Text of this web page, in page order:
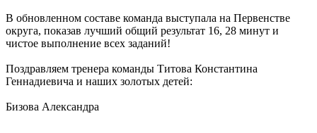
В обновленном составе команда выступала на Первенстве
округа, показав лучший общий результат 16, 28 минут и
чистое выполнение всех заданий!
Поздравляем тренера команды Титова Константина
Геннадиевича и наших золотых детей:
Бизова Александра